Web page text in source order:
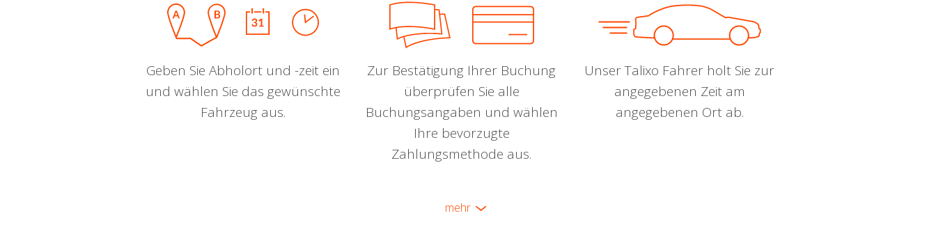
Geben Sie Abholort und -zeit ein
und wählen Sie das gewünschte
Fahrzeug aus.
Zur Bestätigung Ihrer Buchung
überprüfen Sie alle
Buchungsangaben und wählen
Ihre bevorzugte
Zahlungsmethode aus.
Unser Talixo Fahrer holt Sie zur
angegebenen Zeit am
angegebenen Ort ab.
mehr